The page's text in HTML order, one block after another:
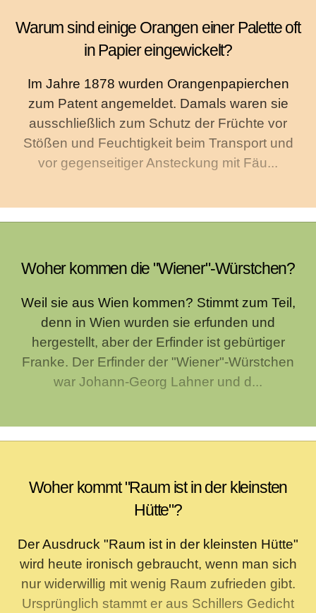
Warum sind einige Orangen einer Palette oft
in Papier eingewickelt?
Im Jahre 1878 wurden Orangenpapierchen
zum Patent angemeldet. Damals waren sie
ausschließlich zum Schutz der Früchte vor
Stößen und Feuchtigkeit beim Transport und
vor gegenseitiger Ansteckung mit Fäu...
Woher kommen die "Wiener"-Würstchen?
Weil sie aus Wien kommen? Stimmt zum Teil,
denn in Wien wurden sie erfunden und
hergestellt, aber der Erfinder ist gebürtiger
Franke. Der Erfinder der "Wiener"-Würstchen
war Johann-Georg Lahner und d...
Woher kommt "Raum ist in der kleinsten
Hütte"?
Der Ausdruck "Raum ist in der kleinsten Hütte"
wird heute ironisch gebraucht, wenn man sich
nur widerwillig mit wenig Raum zufrieden gibt.
Ursprünglich stammt er aus Schillers Gedicht